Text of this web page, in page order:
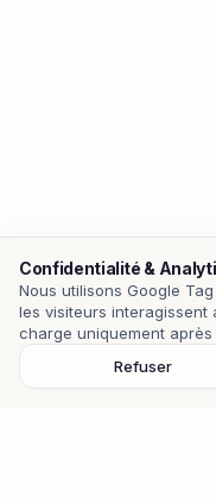
Confidentialité &
Nous utilisons Google
les visiteurs interagissent
charge uniquement
pour la désactiver.
Refuser